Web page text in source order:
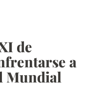
de
a
Mundial